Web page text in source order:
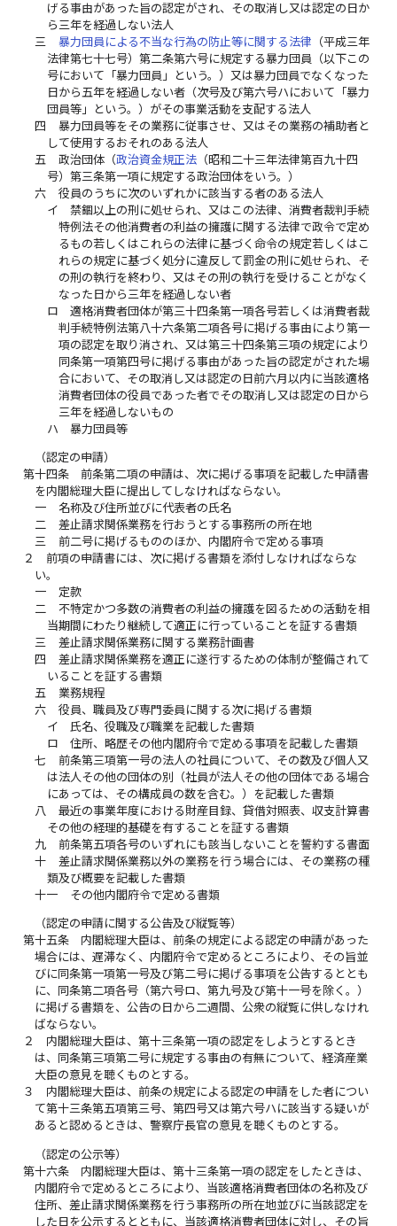
げる事由があった旨の認定がされ、その取消し又は認定の日か
ら三年を経過しない法人
三
暴力団員による不当な行為の防止等に関する法律 （平成三年
法律第七十七号）第二条第六号に規定する暴力団員（以下この
号において「暴力団員」という。）又は暴力団員でなくなった
日から五年を経過しない者（次号及び第六号ハにおいて「暴力
団員等」という。）がその事業活動を支配する法人
四
暴力団員等をその業務に従事させ、又はその業務の補助者と
して使用するおそれのある法人
五
政治団体（政治資金規正法（昭和二十三年法律第百九十四
号）第三条第一項に規定する政治団体をいう。）
六
役員のうちに次のいずれかに該当する者のある法人
イ
禁錮以上の刑に処せられ、又はこの法律、消費者裁判手続
特例法その他消費者の利益の擁護に関する法律で政令で定め
るもの若しくはこれらの法律に基づく命令の規定若しくはこ
れらの規定に基づく処分に違反して罰金の刑に処せられ、そ
の刑の執行を終わり、又はその刑の執行を受けることがなく
なった日から三年を経過しない者
ロ
適格消費者団体が第三十四条第一項各号若しくは消費者裁
判手続特例法第八十六条第二項各号に掲げる事由により第一
項の認定を取り消され、又は第三十四条第三項の規定により
同条第一項第四号に掲げる事由があった旨の認定がされた場
合において、その取消し又は認定の日前六月以内に当該適格
消費者団体の役員であった者でその取消し又は認定の日から
三年を経過しないもの
ハ
暴力団員等
（認定の申請）
第十四条
前条第二項の申請は、次に掲げる事項を記載した申請書
を内閣総理大臣に提出してしなければならない。
一
名称及び住所並びに代表者の氏名
二
差止請求関係業務を行おうとする事務所の所在地
三
前二号に掲げるもののほか、内閣府令で定める事項
２
前項の申請書には、次に掲げる書類を添付しなければならな
い。
一
定款
二
不特定かつ多数の消費者の利益の擁護を図るための活動を相
当期間にわたり継続して適正に行っていることを証する書類
三
差止請求関係業務に関する業務計画書
四
差止請求関係業務を適正に遂行するための体制が整備されて
いることを証する書類
五
業務規程
六
役員、職員及び専門委員に関する次に掲げる書類
イ
氏名、役職及び職業を記載した書類
ロ
住所、略歴その他内閣府令で定める事項を記載した書類
七
前条第三項第一号の法人の社員について、その数及び個人又
は法人その他の団体の別（社員が法人その他の団体である場合
にあっては、その構成員の数を含む。）を記載した書類
八
最近の事業年度における財産目録、貸借対照表、収支計算書
その他の経理的基礎を有することを証する書類
九
前条第五項各号のいずれにも該当しないことを誓約する書面
十
差止請求関係業務以外の業務を行う場合には、その業務の種
類及び概要を記載した書類
十一
その他内閣府令で定める書類
（認定の申請に関する公告及び縦覧等）
第十五条
内閣総理大臣は、前条の規定による認定の申請があった
場合には、遅滞なく、内閣府令で定めるところにより、その旨並
びに同条第一項第一号及び第二号に掲げる事項を公告するととも
に、同条第二項各号（第六号ロ、第九号及び第十一号を除く。）
に掲げる書類を、公告の日から二週間、公衆の縦覧に供しなけれ
ばならない。
２
内閣総理大臣は、第十三条第一項の認定をしようとするとき
は、同条第三項第二号に規定する事由の有無について、経済産業
大臣の意見を聴くものとする。
３
内閣総理大臣は、前条の規定による認定の申請をした者につい
て第十三条第五項第三号、第四号又は第六号ハに該当する疑いが
あると認めるときは、警察庁長官の意見を聴くものとする。
（認定の公示等）
第十六条
内閣総理大臣は、第十三条第一項の認定をしたときは、
内閣府令で定めるところにより、当該適格消費者団体の名称及び
住所、差止請求関係業務を行う事務所の所在地並びに当該認定を
した日を公示するとともに、当該適格消費者団体に対し、その旨